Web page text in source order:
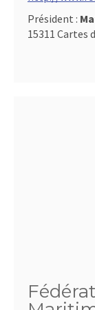
Président :
15311 Cartes